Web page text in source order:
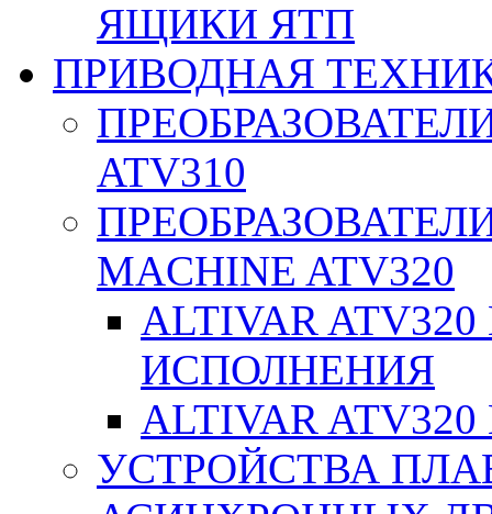
ЯЩИКИ ЯТП
ПРИВОДНАЯ
ATV310
MACHINE ATV320
ALTIVAR
ИСПОЛНЕНИЯ
ALTIVAR
УСТРОЙСТВА